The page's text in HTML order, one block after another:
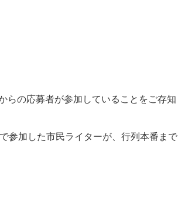
らの応募者が参加していることをご存知
参加した市民ライターが、行列本番まで